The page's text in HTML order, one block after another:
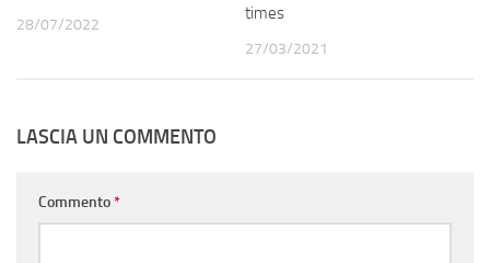
28/07/2022
times
27/03/2021
LASCIA UN COMMENTO
Commento*